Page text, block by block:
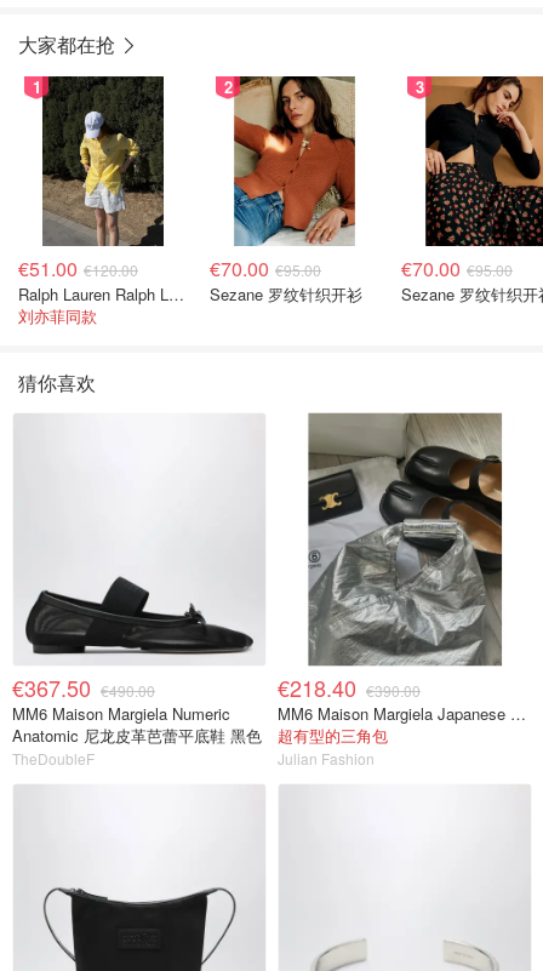
大家都在抢
1
€51.00 €120.00
Ralph Lauren Ralph Lauren 男童亚麻衬衫
刘亦菲同款
2
€70.00 €95.00
Sezane 罗纹针织开衫
3
€70.00 €95.00
Sezane 罗纹针织开
猜你喜欢
€367.50 €490.00
MM6 Maison Margiela Numeric
Anatomic 尼龙皮革芭蕾平底鞋 黑色
TheDoubleF
€218.40 €390.00
MM6 Maison Margiela Japanese Small 单肩包
超有型的三角包
Julian Fashion